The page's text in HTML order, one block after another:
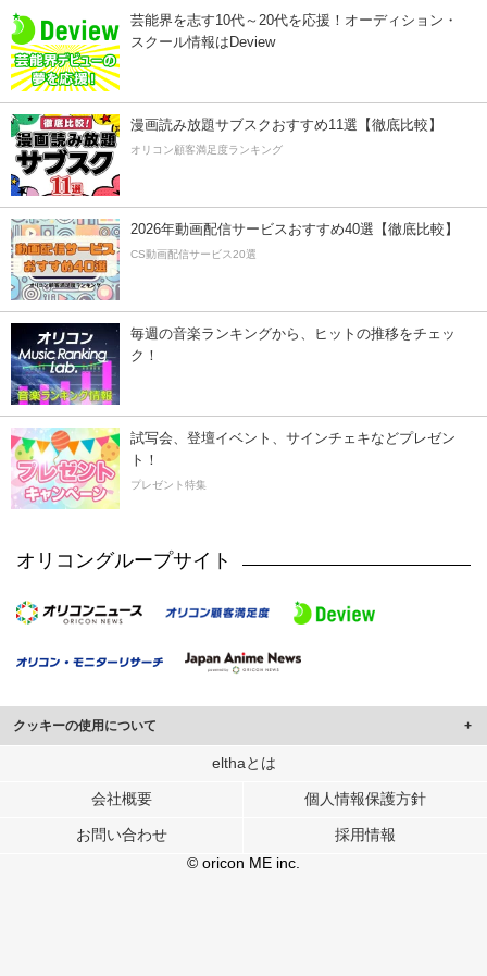
芸能界を志す10代～20代を応援！オーディション・
スクール情報はDeview
漫画読み放題サブスクおすすめ11選【徹底比較】
オリコン顧客満足度ランキング
2026年動画配信サービスおすすめ40選【徹底比較】
CS動画配信サービス20選
毎週の音楽ランキングから、ヒットの推移をチェッ
ク！
試写会、登壇イベント、サインチェキなどプレゼン
ト！
プレゼント特集
オリコングループサイト
クッキーの使用について
このサイトでは Cookie を使用して、ユーザーに合わせたコンテンツや広告の
行っています。
メディアや広告配信、データ解析の各パートナーに提供しています。
各パートナーは、この情報とユーザーが各パートナーに提供した他の情報や、
ユーザーが各パートナーのサービスを使用したときに収集した他の情報を組み
elthaとは
会社概要 個人情報保護方針
お問い合わせ
採用情報
© oricon ME inc.